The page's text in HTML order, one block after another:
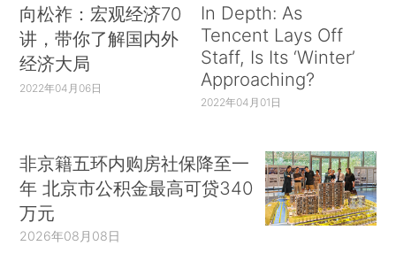
向松祚：宏观经济70
讲，带你了解国内外
经济大局
2022年04月06日
In Depth: As
Tencent Lays Off
Staff, Is Its ‘Winter’
Approaching?
2022年04月01日
非京籍五环内购房社保降至一
年 北京市公积金最高可贷340
万元
2026年08月08日